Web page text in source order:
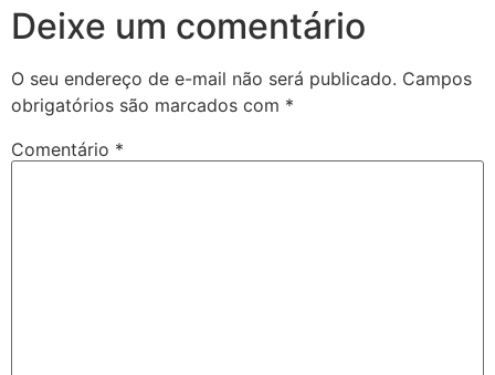
Deixe um comentário
O seu endereço de e-mail não será publicado. Campos
obrigatórios são marcados com *
Comentário *